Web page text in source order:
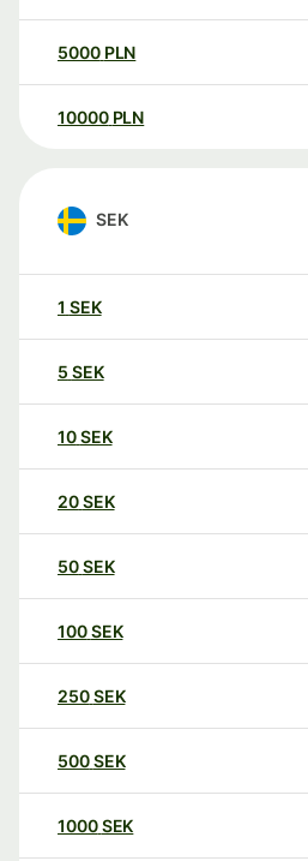
5000 PLN
10000 PLN
SEK
1 SEK
5 SEK
10SEK
20SEK
50SEK
100SEK
250SEK
500SEK
1000SEK